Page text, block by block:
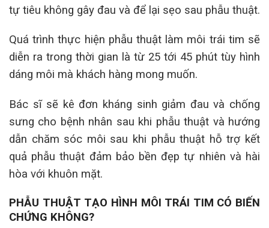
tự tiêu không gây đau và để lại sẹo sau phẫu thuật.
Quá trình thực hiện phẫu thuật làm môi trái tim sẽ
diễn ra trong thời gian là từ 25 tới 45 phút tùy hình
dáng môi mà khách hàng mong muốn.
Bác sĩ sẽ kê đơn kháng sinh giảm đau và chống
sưng cho bệnh nhân sau khi phẫu thuật và hướng
dẫn chăm sóc môi sau khi phẫu thuật hỗ trợ kết
quả phẫu thuật đảm bảo bền đẹp tự nhiên và hài
hòa với khuôn mặt.
PHẪU THUẬT TẠO HÌNH MÔI TRÁI TIM CÓ BIẾN
CHỨNG KHÔNG?